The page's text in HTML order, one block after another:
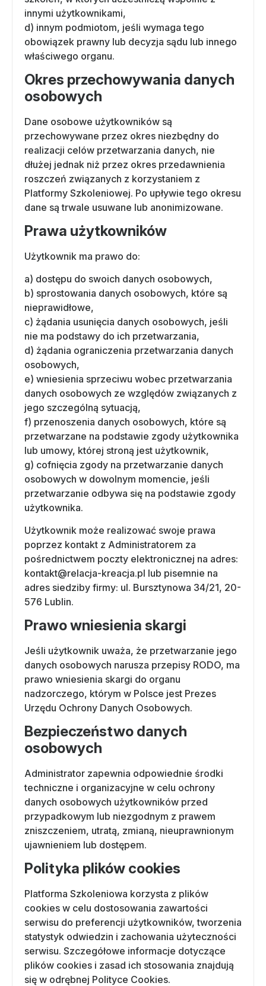
innymi użytkownikami,
d) innym podmiotom, jeśli wymaga tego
obowiązek prawny lub decyzja sądu lub innego
właściwego organu.
Okres przechowywania danych
osobowych
Dane osobowe użytkowników są
przechowywane przez okres niezbędny do
realizacji celów przetwarzania danych, nie
dłużej jednak niż przez okres przedawnienia
roszczeń związanych z korzystaniem z
Platformy Szkoleniowej. Po upływie tego okresu
dane są trwale usuwane lub anonimizowane.
Prawa użytkowników
Użytkownik ma prawo do:
a) dostępu do swoich danych osobowych,
b) sprostowania danych osobowych, które są
nieprawidłowe,
c) żądania usunięcia danych osobowych, jeśli
nie ma podstawy do ich przetwarzania,
d) żądania ograniczenia przetwarzania danych
osobowych,
e) wniesienia sprzeciwu wobec przetwarzania
danych osobowych ze względów związanych z
jego szczególną sytuacją,
f) przenoszenia danych osobowych, które są
przetwarzane na podstawie zgody użytkownika
lub umowy, której stroną jest użytkownik,
g) cofnięcia zgody na przetwarzanie danych
osobowych w dowolnym momencie, jeśli
przetwarzanie odbywa się na podstawie zgody
użytkownika.
Użytkownik może realizować swoje prawa
poprzez kontakt z Administratorem za
pośrednictwem poczty elektronicznej na adres:
kontakt@relacja-kreacja.pl lub pisemnie na
adres siedziby firmy: ul. Bursztynowa 34/21, 20-
576 Lublin.
Prawo wniesienia skargi
Jeśli użytkownik uważa, że przetwarzanie jego
danych osobowych narusza przepisy RODO, ma
prawo wniesienia skargi do organu
nadzorczego, którym w Polsce jest Prezes
Urzędu Ochrony Danych Osobowych.
Bezpieczeństwo danych
osobowych
Administrator zapewnia odpowiednie środki
techniczne i organizacyjne w celu ochrony
danych osobowych użytkowników przed
przypadkowym lub niezgodnym z prawem
zniszczeniem, utratą, zmianą, nieuprawnionym
ujawnieniem lub dostępem.
Polityka plików cookies
Platforma Szkoleniowa korzysta z plików
cookies w celu dostosowania zawartości
serwisu do preferencji użytkowników, tworzenia
statystyk odwiedzin i zachowania użyteczności
serwisu. Szczegółowe informacje dotyczące
plików cookies i zasad ich stosowania znajdują
się w odrębnej Polityce Cookies.